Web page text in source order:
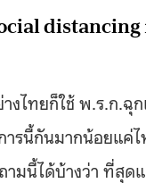
งไทยก็ใช้ พ.ร.ก.ฉุ
รนี้กันมากน้อยแค่ไ
มนี้ได้บ้างว่า ที่สุด